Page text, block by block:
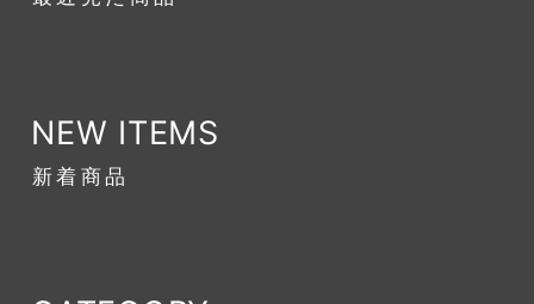
NEW ITEMS
新着商品